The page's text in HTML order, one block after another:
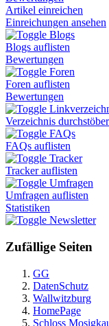
Artikel einreichen
Einreichungen ansehen
Blogs
Blogs auflisten
Bewertungen
Foren
Foren auflisten
Bewertungen
Verzeichnis
FAQs
FAQs auflisten
Tracker
Tracker auflisten
Umfragen
Umfragen auflisten
Statistiken
Newsletter
Zufällige Seiten
GG
DatenSchutz
Wallwitzburg
HomePage
Schloss